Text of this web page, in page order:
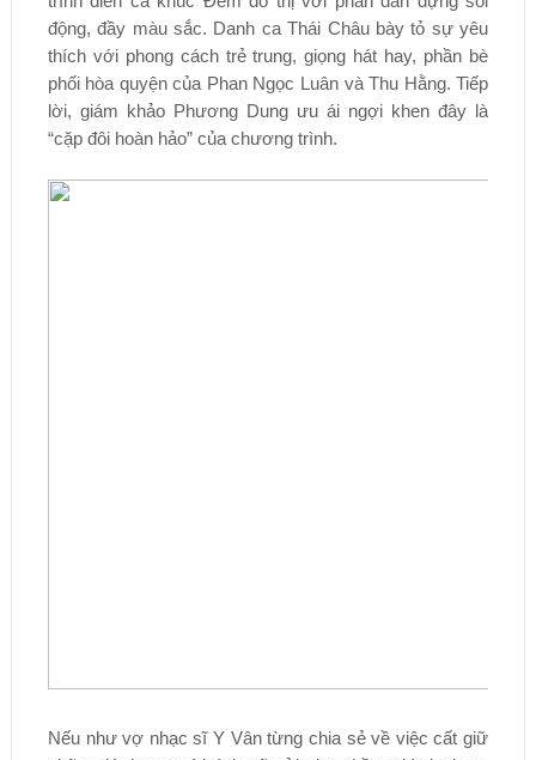
động, đầy màu sắc. Danh ca Thái Châu bày tỏ sự yêu
thích với phong cách trẻ trung, giọng hát hay, phần bè
phối hòa quyện của Phan Ngọc Luân và Thu Hằng. Tiếp
lời, giám khảo Phương Dung ưu ái ngợi khen đây là
“cặp đôi hoàn hảo” của chương trình.
Nếu như vợ nhạc sĩ Y Vân từng chia sẻ về việc cất giữ